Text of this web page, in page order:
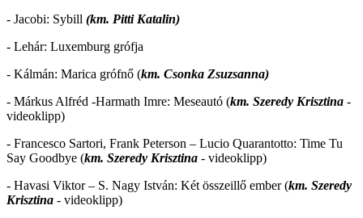
- Jacobi: Sybill (km. Pitti Katalin)
- Lehár: Luxemburg grófja
- Kálmán: Marica grófnő (km. Csonka Zsuzsanna)
- Márkus Alfréd -Harmath Imre: Meseautó (km. Szeredy Krisztina -
videoklipp)
- Francesco Sartori, Frank Peterson – Lucio Quarantotto: Time Tu
Say Goodbye (km. Szeredy Krisztina - videoklipp)
- Havasi Viktor – S. Nagy István: Két összeillő ember (km. Szeredy
Krisztina - videoklipp)